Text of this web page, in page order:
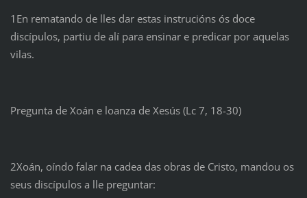
1En rematando de lles dar estas instrucións ós doce
discípulos, partiu de alí para ensinar e predicar por aquelas
vilas.
Pregunta de Xoán e loanza de Xesús (Lc 7, 18-30)
2Xoán, oíndo falar na cadea das obras de Cristo, mandou os
seus discípulos a lle preguntar: